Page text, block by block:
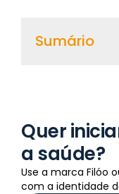
Sumário
Quer
a saúde?
Use a marca Filóo
com a identidade